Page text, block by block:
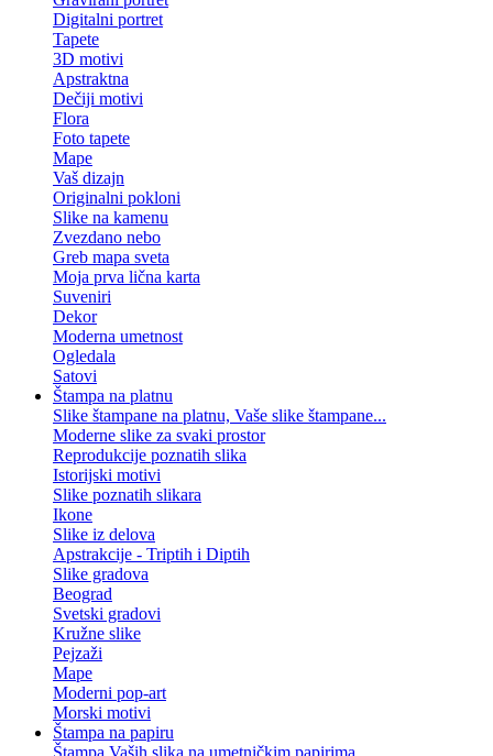
Digitalni portret
Tapete
3D motivi
Apstraktna
Dečiji motivi
Flora
Foto tapete
Mape
Vaš dizajn
Originalni pokloni
Slike na kamenu
Zvezdano nebo
Greb mapa sveta
Moja prva lična karta
Suveniri
Dekor
Moderna umetnost
Ogledala
Satovi
Štampa na platnu
Slike štampane na platnu, Vaše slike štampane...
Moderne slike za svaki prostor
Reprodukcije poznatih slika
Istorijski motivi
Slike poznatih slikara
Ikone
Slike iz delova
Apstrakcije - Triptih i Diptih
Slike gradova
Beograd
Svetski gradovi
Kružne slike
Pejzaži
Mape
Moderni pop-art
Morski motivi
Štampa na papiru
Štampa Vaših slika na umetničkim papirima